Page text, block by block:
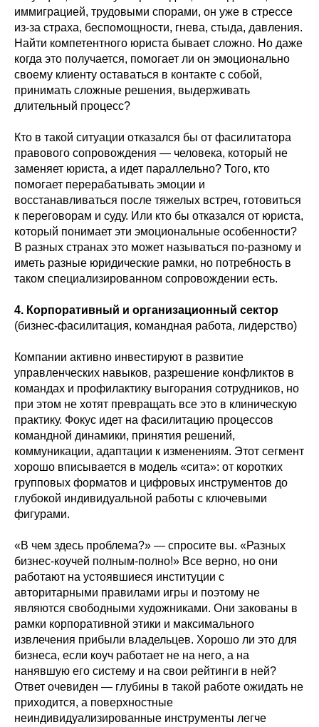
иммиграцией, трудовыми спорами, он уже в стрессе
из-за страха, беспомощности, гнева, стыда, давления.
Найти компетентного юриста бывает сложно. Но даже
когда это получается, помогает ли он эмоционально
своему клиенту оставаться в контакте с собой,
принимать сложные решения, выдерживать
длительный процесс?
Кто в такой ситуации отказался бы от фасилитатора
правового сопровождения — человека, который не
заменяет юриста, а идет параллельно? Того, кто
помогает перерабатывать эмоции и
восстанавливаться после тяжелых встреч, готовиться
к переговорам и суду. Или кто бы отказался от юриста,
который понимает эти эмоциональные особенности?
В разных странах это может называться по-разному и
иметь разные юридические рамки, но потребность в
таком специализированном сопровождении есть.
4. Корпоративный и организационный сектор
(бизнес-фасилитация, командная работа, лидерство)
Компании активно инвестируют в развитие
управленческих навыков, разрешение конфликтов в
командах и профилактику выгорания сотрудников, но
при этом не хотят превращать все это в клиническую
практику. Фокус идет на фасилитацию процессов
командной динамики, принятия решений,
коммуникации, адаптации к изменениям. Этот сегмент
хорошо вписывается в модель «сита»: от коротких
групповых форматов и цифровых инструментов до
глубокой индивидуальной работы с ключевыми
фигурами.
«В чем здесь проблема?» — спросите вы. «Разных
бизнес-коучей полным-полно!» Все верно, но они
работают на устоявшиеся институции с
авторитарными правилами игры и поэтому не
являются свободными художниками. Они закованы в
рамки корпоративной этики и максимального
извлечения прибыли владельцев. Хорошо ли это для
бизнеса, если коуч работает не на него, а на
нанявшую его систему и на свои рейтинги в ней?
Ответ очевиден — глубины в такой работе ожидать не
приходится, а поверхностные
неиндивидуализированные инструменты легче